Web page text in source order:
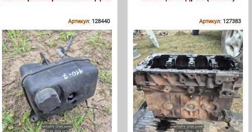
Артикул: 128440 Артикул: 127383